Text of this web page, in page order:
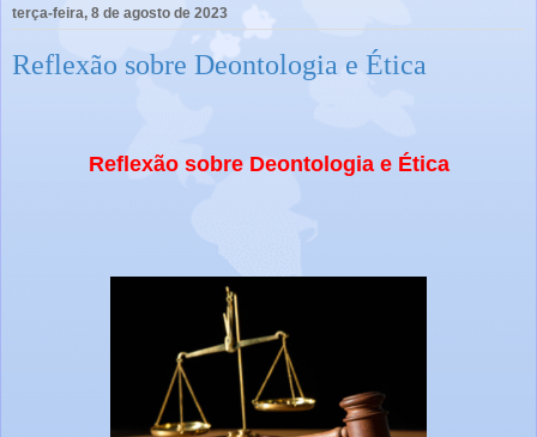
terça-feira, 8 de agosto de 2023
Reflexão sobre Deontologia e Ética
Reflexão sobre Deontologia e Ética